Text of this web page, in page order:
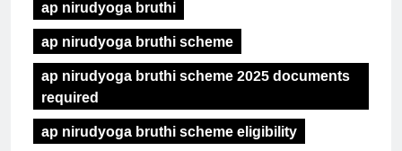
ap nirudyoga bruthi
ap nirudyoga bruthi scheme
ap nirudyoga bruthi scheme 2025 documents
required
ap nirudyoga bruthi scheme eligibility